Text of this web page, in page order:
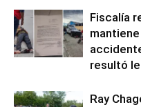
Fiscalía
resultó
Ray